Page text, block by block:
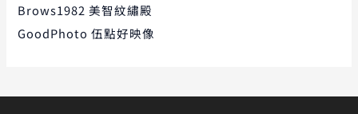
Brows1982 美智紋繡殿
GoodPhoto 伍點好映像